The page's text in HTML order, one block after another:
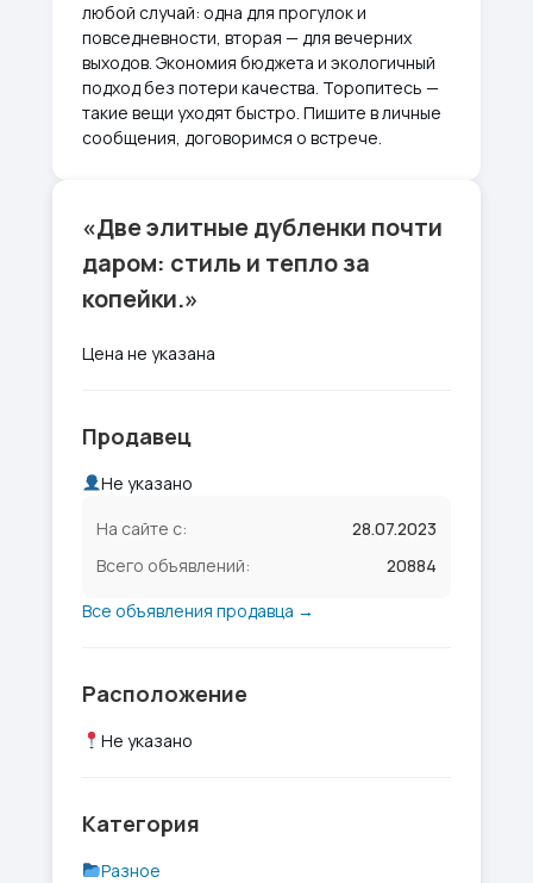
любой случай: одна для прогулок и
повседневности, вторая — для вечерних
выходов. Экономия бюджета и экологичный
подход без потери качества. Торопитесь —
такие вещи уходят быстро. Пишите в личные
сообщения, договоримся о встрече.
«Две элитные дубленки почти
даром: стиль и тепло за
копейки.»
Цена не указана
Продавец
Не указано
На сайте с:
28.07.2023
Всего объявлений:
20884
Все объявления продавца →
Расположение
Не указано
Категория
Разное